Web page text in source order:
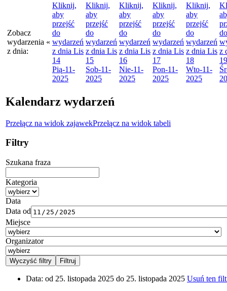
Zobacz
wydarzenia
z dnia:
«
Kliknij,
aby
przejść
do
wydarzeń
z dnia Lis
14
Pią-11-
2025
Kliknij,
aby
przejść
do
wydarzeń
z dnia Lis
15
Sob-11-
2025
Kliknij,
aby
przejść
do
wydarzeń
z dnia Lis
16
Nie-11-
2025
Kliknij,
aby
przejść
do
wydarzeń
z dnia Lis
17
Pon-11-
2025
Kliknij,
aby
przejść
do
wydarzeń
z dnia Lis
18
Wto-11-
2025
do
z
19
Kalendarz wydarzeń
Przełącz na widok zajawekPrzełącz na widok tabeli
Filtry
Szukana fraza
Kategoria
Data
Data od
Miejsce
Organizator
Data: od 25. listopada 2025 do 25. listopada 2025 Usuń ten